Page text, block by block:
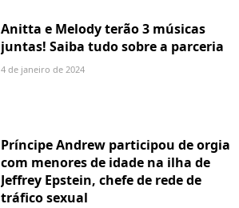
Anitta e Melody terão 3 músicas
juntas! Saiba tudo sobre a parceria
4 de janeiro de 2024
Príncipe Andrew participou de orgia
com menores de idade na ilha de
Jeffrey Epstein, chefe de rede de
tráfico sexual